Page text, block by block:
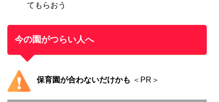
てもらおう
今の園がつらい人へ
保育園が合わないだけかも ＜PR＞